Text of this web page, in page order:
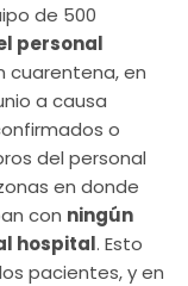
de 500
personal
cuarentena, en
a causa
o
del personal
en donde
con ningún
hospital. Esto
pacientes, y en